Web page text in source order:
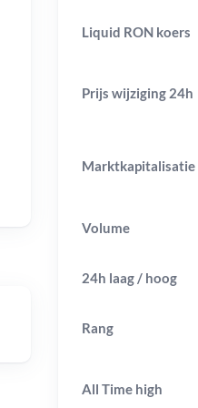
Liquid RON koers
Prijs wijziging 24h
Marktkapitalisatie
Volume
24h laag / hoog
Rang
All Time high